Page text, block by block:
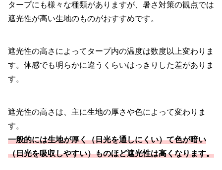
タープにも様々な種類がありますが、暑さ対策の観点では
遮光性が高い生地のものがおすすめです。
遮光性の高さによってタープ内の温度は数度以上変わりま
す。体感でも明らかに違うくらいはっきりした差がありま
す。
遮光性の高さは、主に生地の厚さや色によって変わりま
す。
一般的には生地が厚く（日光を通しにくい）て色が暗い
（日光を吸収しやすい）ものほど遮光性は高くなります。